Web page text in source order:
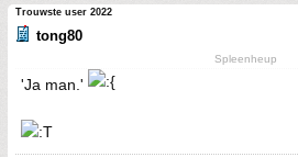
Trouwste user 2022
tong80
Spleenheup
'Ja man.'